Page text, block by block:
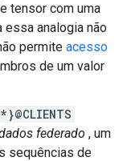
tensor com uma
essa analogia não
permite acesso
de um valor
federado , um
sequências de